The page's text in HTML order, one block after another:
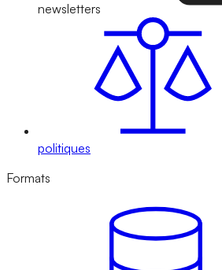
newsletters
politiques
Formats